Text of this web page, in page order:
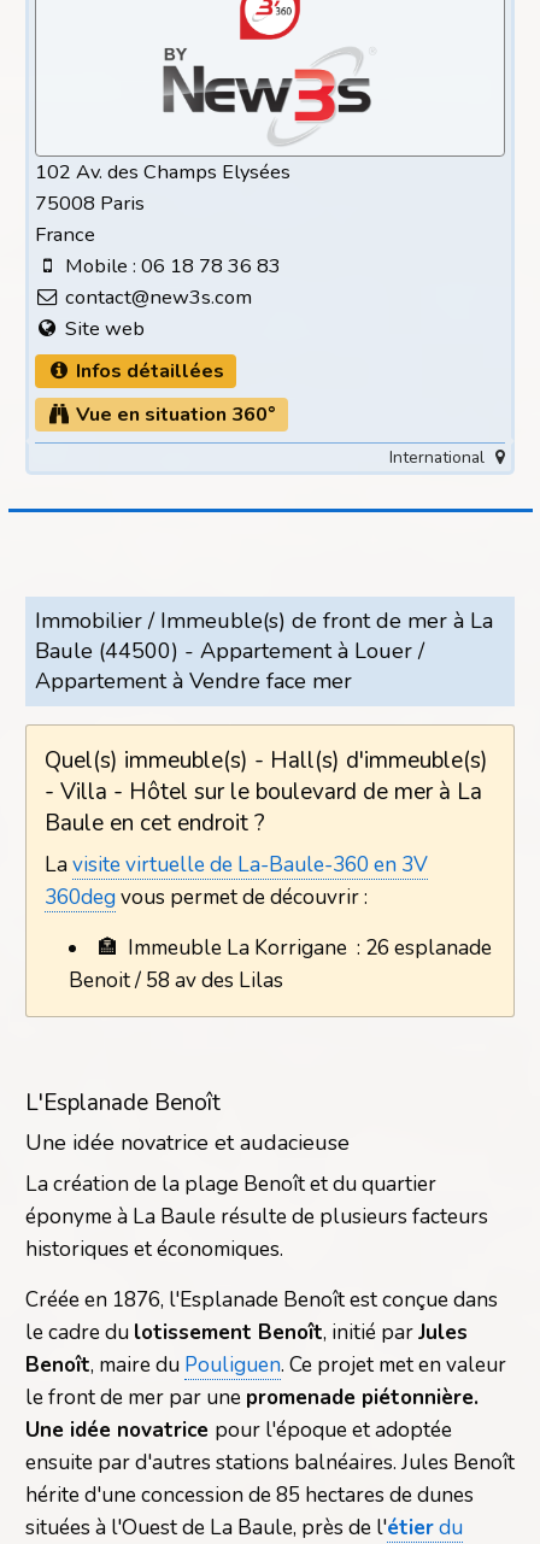
102 Av. des Champs Elysées
75008 Paris
France
Mobile : 06 18 78 36 83
contact@new3s.com
Site web
Infos détaillées
Vue en situation 360°
International
Immobilier / Immeuble(s) de front de mer à La
Baule (44500) - Appartement à Louer /
Appartement à Vendre face mer
Quel(s) immeuble(s) - Hall(s) d'immeuble(s)
- Villa - Hôtel sur le boulevard de mer à La
Baule en cet endroit ?
Lavisite virtuelle de La-Baule-360 en 3V
360degvous permet de découvrir :
🏣 Immeuble La Korrigane : 26 esplanade
Benoit / 58 av des Lilas
L'Esplanade Benoît
Une idée novatrice et audacieuse
La création de la plage Benoît et du quartier
éponyme à La Baule résulte de plusieurs facteurs
historiques et économiques.
Créée en 1876, l'Esplanade Benoît est conçue dans
le cadre du lotissement Benoît, initié parJules
Benoît, maire du Pouliguen. Ce projet met en valeur
le front de mer par une promenade piétonnière.
Une idée novatrice pour l'époque et adoptée
ensuite par d'autres stations balnéaires. Jules Benoît
hérite d'une concession de 85 hectares de dunes
situées à l'Ouest de La Baule, près de l'étierdu